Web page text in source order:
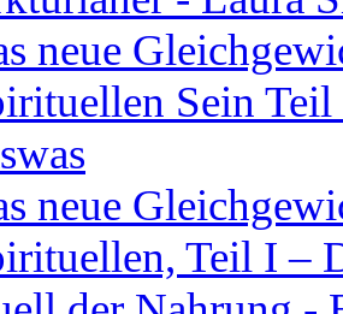
neue
Sein
neue
Teil I –